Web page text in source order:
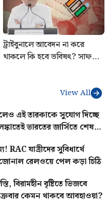
ট্রাইবুনালে আবেদন না করে
থাকলে কি হবে ভবিষৎ? সাফ
View All
এই তারকাকে সুযোগ দিচ্ছে
ভারতের জার্সিতে শেষ
ক্রিকেটার?
যাত্রীদের সুবিধার্থে
রেলওয়ে পেল কড়া চিঠি
বিরামহীন বৃষ্টিতে ভিজবে
কেমন থাকবে আবহাওয়া?